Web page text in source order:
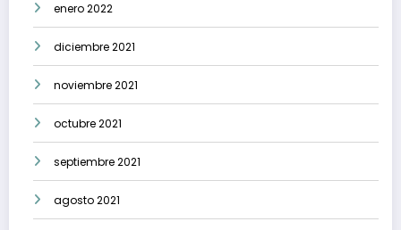
enero 2022
diciembre 2021
noviembre 2021
octubre 2021
septiembre 2021
agosto 2021